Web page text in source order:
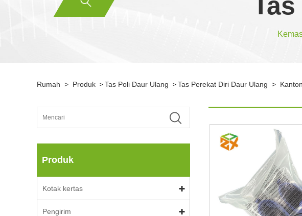
Rumah > Produk > Tas Poli Daur Ulang > Tas Perekat Diri Daur Ulang >
Produk
Kotak kertas
Pengirim